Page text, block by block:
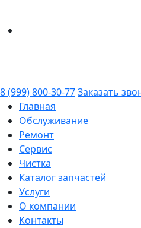
8 (999) 800-30-77Заказать
Главная
Обслуживание
Ремонт
Сервис
Чистка
Каталог запчастей
Услуги
О компании
Контакты